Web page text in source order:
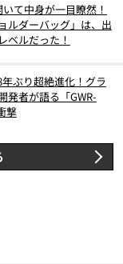
て中身が一目瞭然！
ルダーバッグ」は、出
ベルだった！
年ぶり超絶進化！グラ
発者が語る「GWR-
撃